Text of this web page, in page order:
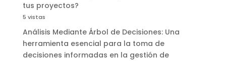
tus proyectos?
5 vistas
Análisis Mediante Árbol de Decisiones: Una
herramienta esencial para la toma de
decisiones informadas en la gestión de